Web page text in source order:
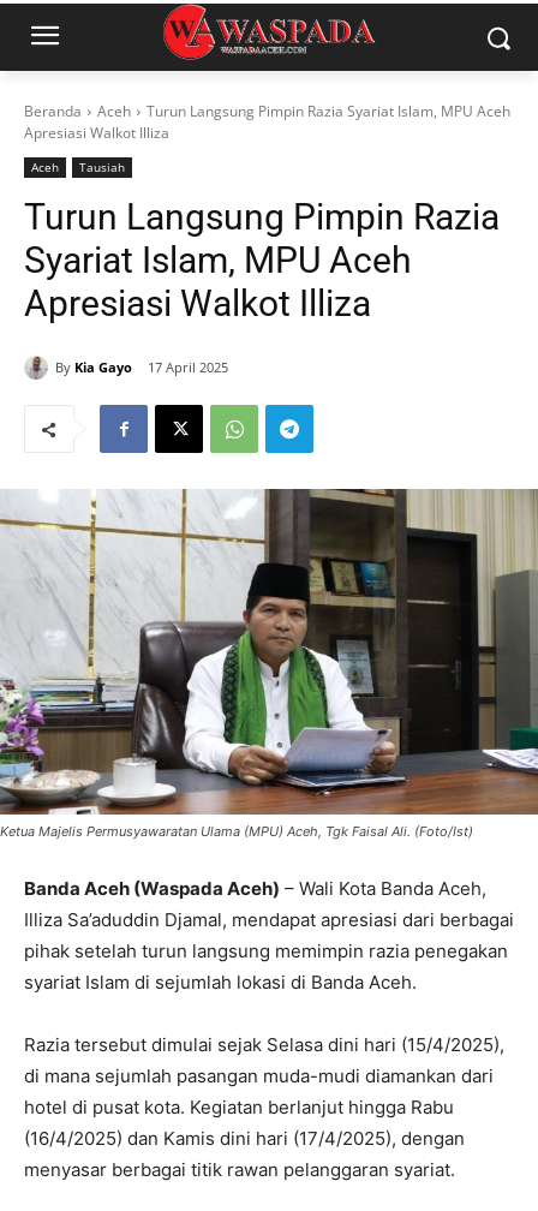
Beranda Aceh
Turun Langsung Pimpin Razia Syariat Islam, MPU Aceh
Apresiasi Walkot Illiza
Aceh Tausiah
Turun Langsung Pimpin Razia
Syariat Islam, MPU Aceh
Apresiasi Walkot Illiza
By Kia Gayo 17 April 2025
Ketua Majelis Permusyawaratan Ulama (MPU) Aceh, Tgk Faisal Ali. (Foto/Ist)
Banda Aceh (Waspada Aceh) – Wali Kota Banda Aceh,
Illiza Sa’aduddin Djamal, mendapat apresiasi dari berbagai
pihak setelah turun langsung memimpin razia penegakan
syariat Islam di sejumlah lokasi di Banda Aceh.
Razia tersebut dimulai sejak Selasa dini hari (15/4/2025),
di mana sejumlah pasangan muda-mudi diamankan dari
hotel di pusat kota. Kegiatan berlanjut hingga Rabu
(16/4/2025) dan Kamis dini hari (17/4/2025), dengan
menyasar berbagai titik rawan pelanggaran syariat.